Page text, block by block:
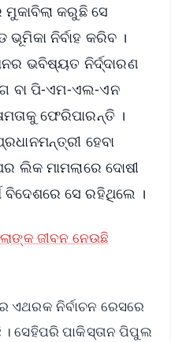
କରୁଛି ସେ
ଭୂମିକା ନିର୍ବାହ କରିବ ।
ଭବିଷ୍ୟତ ନିର୍ଦ୍ଦାରଣ
ବା ପି-ଏମ-ଏଲ-ଏନ
ଫେରିପାରନ୍ତି ।
ହେବା
ଲିକ ମାମଲାରେ ଦୋଷୀ
ବିଦେଶରେ ସେ ରହିଥିଲେ ।
ଜୀବନ ନେଉଛି
ଏଥରକ ନିର୍ବାଚନ ରେସରେ
ସେହିପରି ପାକିସ୍ତାନ ପିପୁଲ